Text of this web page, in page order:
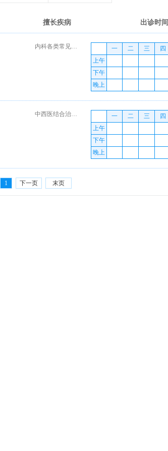
擅长疾病 出诊时间
内科各类常见病及急症。 一 二 三 四
上午
下午
晚上
中西医结合治疗肝炎、肝硬化、胃肠疾患，慢性肾炎。 一 二 三 四
上午
下午
晚上
1 下一页 末页